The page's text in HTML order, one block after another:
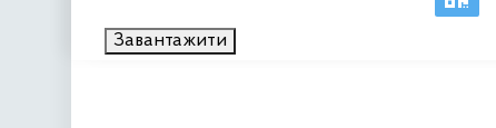
Завантажити